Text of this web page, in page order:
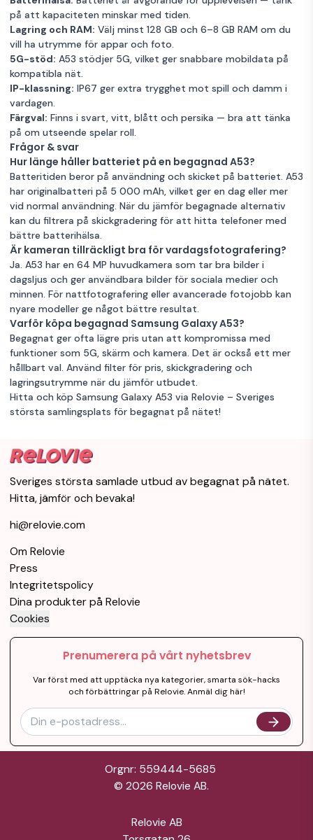
Peach
128GB Lagring Garanti 12 mån
Samsung
Galaxy A53 5G
6 GB 128 GB
Single-SIM
Awesome Blue
Mycket bra skick 6GB RAM
128GB Lagring Garanti 12 mån
Samsung
Galaxy A53 5G
6 GB 128 GB
Single-SIM
Awesome Black
2 559 kr
Mycket bra skick Svart 6GB RAM
128GB Lagring Garanti 12 mån
Samsung
Galaxy A53 5G
6 GB 128 GB
Single-SIM
Awesome
White
2 605 kr
Mycket bra skick Vit 6GB RAM
128GB Lagring Garanti 12 mån
Samsung
Galaxy A53 5G
Awesome Black
2 615 kr
Mycket bra skick
Samsung
Galaxy A53 5G
Single-SIM
256GB Lagring Garanti 12 mån
Samsung
Dual-SIM
Awesome
Peach
2 915 kr
128GB Lagring Garanti 12 mån
på att kapaciteten minskar med tiden.
Lagring och RAM: Välj minst 128 GB och 6–8 GB RAM om du
vill ha utrymme för appar och foto.
5G-stöd: A53 stödjer 5G, vilket ger snabbare mobildata på
kompatibla nät.
IP-klassning: IP67 ger extra trygghet mot spill och damm i
vardagen.
Färgval: Finns i svart, vitt, blått och persika — bra att tänka
på om utseende spelar roll.
Frågor & svar
Hur länge håller batteriet på en begagnad A53?
Batteritiden beror på användning och skicket på batteriet. A53
har originalbatteri på 5 000 mAh, vilket ger en dag eller mer
vid normal användning. När du jämför begagnade alternativ
kan du filtrera på skickgradering för att hitta telefoner med
bättre batterihälsa.
Är kameran tillräckligt bra för vardagsfotografering?
Ja. A53 har en 64 MP huvudkamera som tar bra bilder i
dagsljus och ger användbara bilder för sociala medier och
minnen. För nattfotografering eller avancerade fotojobb kan
nyare modeller ge något bättre resultat.
Varför köpa begagnad Samsung Galaxy A53?
Begagnat ger ofta lägre pris utan att kompromissa med
funktioner som 5G, skärm och kamera. Det är också ett mer
hållbart val. Använd filter för pris, skickgradering och
lagringsutrymme när du jämför utbudet.
Hitta och köp Samsung Galaxy A53 via Relovie – Sveriges
största samlingsplats för begagnat på nätet!
Sveriges största samlade utbud av begagnat på nätet.
Hitta, jämför och bevaka!
hi@relovie.com
Om Relovie
Press
Integritetspolicy
Dina produkter på Relovie
Cookies
Prenumerera på vårt nyhetsbrev
Var först med att upptäcka nya kategorier, smarta sök-hacks
och förbättringar på Relovie. Anmäl dig här!
Orgnr: 559444-5685
© 2026 Relovie AB.
Relovie AB